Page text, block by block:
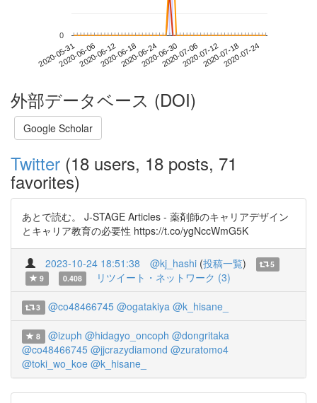
2020-05-312020-06-062020-06-122020-06-182020-06-242020-06-302020-07-062020-07-122020-07-182020-07-24
0
外部データベース (DOI)
Google Scholar
Twitter (18 users, 18 posts, 71
favorites)
あとで読む。 J-STAGE Articles - 薬剤師のキャリアデザイン
とキャリア教育の必要性 https://t.co/ygNccWmG5K
2023-10-24 18:51:38 @kj_hashi (投稿一覧)
5
9
0.408 リツイート・ネットワーク (3)
3 @co48466745 @ogatakiya @k_hisane_
8 @izuph @hidagyo_oncoph @dongritaka
@co48466745 @jjcrazydiamond @zuratomo4
@toki_wo_koe @k_hisane_